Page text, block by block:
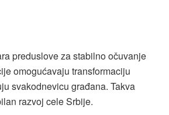
preduslove za stabilno očuvanje
omogućavaju transformaciju
svakodnevicu građana. Takva
razvoj cele Srbije.